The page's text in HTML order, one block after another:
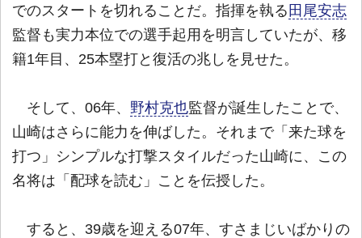
でのスタートを切れることだ。指揮を執る 田尾安志
監督も実力本位での選手起用を明言していたが、移
籍1年目、25本塁打と復活の兆しを見せた。
そして、06年、 野村克也監督が誕生したことで、
山崎はさらに能力を伸ばした。それまで「来た球を
打つ」シンプルな打撃スタイルだった山崎に、この
名将は「配球を読む」ことを伝授した。
すると、39歳を迎える07年、すさまじいばかりの